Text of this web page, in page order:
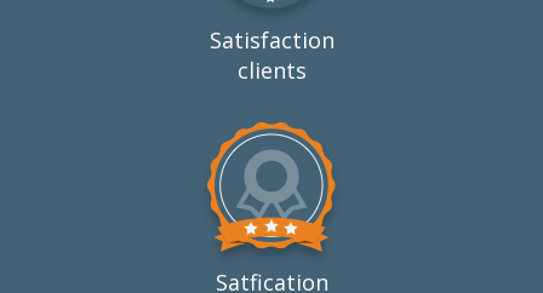
Satisfaction
clients
Satfication